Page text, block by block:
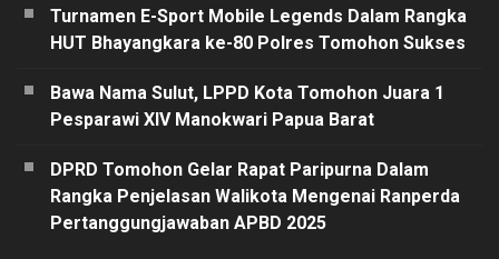
Turnamen E-Sport Mobile Legends Dalam Rangka
HUT Bhayangkara ke-80 Polres Tomohon Sukses
Bawa Nama Sulut, LPPD Kota Tomohon Juara 1
Pesparawi XIV Manokwari Papua Barat
DPRD Tomohon Gelar Rapat Paripurna Dalam
Rangka Penjelasan Walikota Mengenai Ranperda
Pertanggungjawaban APBD 2025